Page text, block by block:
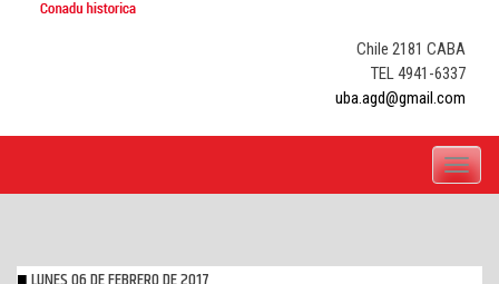
Chile 2181 CABA
TEL 4941-6337
uba.agd@gmail.com
Toggle